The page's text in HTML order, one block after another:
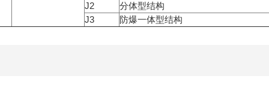
J2
分体型结构
J3
防爆一体型结构